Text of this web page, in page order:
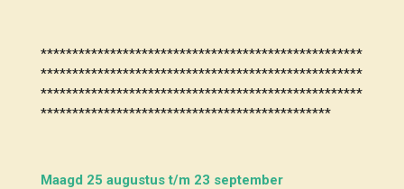
***************************************************
***************************************************
***************************************************
**********************************************
Maagd 25 augustus t/m 23 september